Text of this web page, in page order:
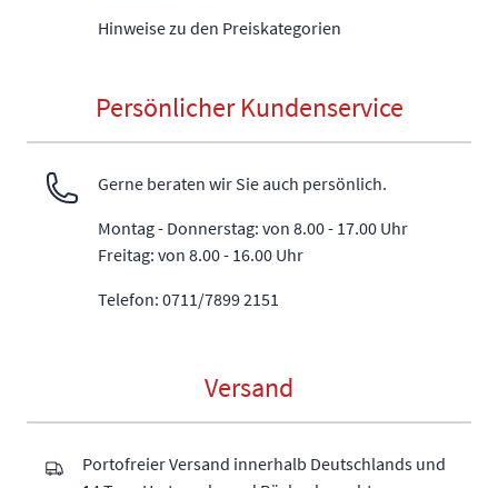
Hinweise zu den Preiskategorien
Persönlicher Kundenservice
Gerne beraten wir Sie auch persönlich.
Montag - Donnerstag: von 8.00 - 17.00 Uhr
Freitag: von 8.00 - 16.00 Uhr
Telefon: 0711/7899 2151
Versand
Portofreier Versand innerhalb Deutschlands und